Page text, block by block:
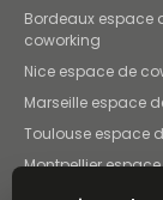
Bordeaux espace
coworking
Nice espace de
Marseille espace
Toulouse espace
Montpellier